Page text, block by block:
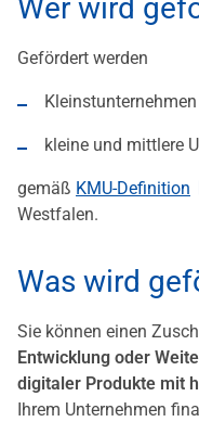
Wer wird
Gefördert werden
Kleinstunternehmen
kleine und mittlere
gemäß KMU-Definition
Westfalen.
Was wird
Sie können einen
Entwicklung oder
digitaler Produkte mit
Ihrem Unternehmen